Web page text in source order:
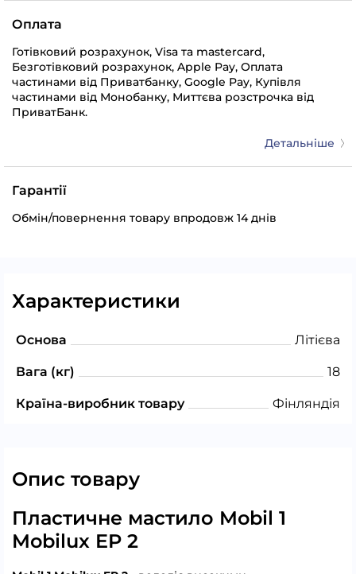
Оплата
Готівковий розрахунок, Visa та mastercard,
Безготівковий розрахунок, Apple Pay, Оплата
частинами від Приватбанку, Google Pay, Купівля
частинами від Монобанку, Миттєва розстрочка від
ПриватБанк.
Детальніше
Гарантії
Обмін/повернення товару впродовж 14 днів
Характеристики
Основа Літієва
Вага (кг) 18
Країна-виробник товару Фінляндія
Опис товару
Пластичне мастило Mobil 1
Mobilux EP 2